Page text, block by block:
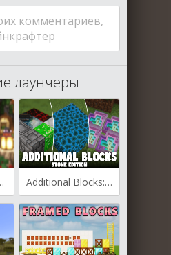
комментариев,
лаунчеры
1.19.2, 1.18.2] Additional Blocks: Stone Edition для Майнкрафт [1.20.1, 1.19.4, 1.19.2]